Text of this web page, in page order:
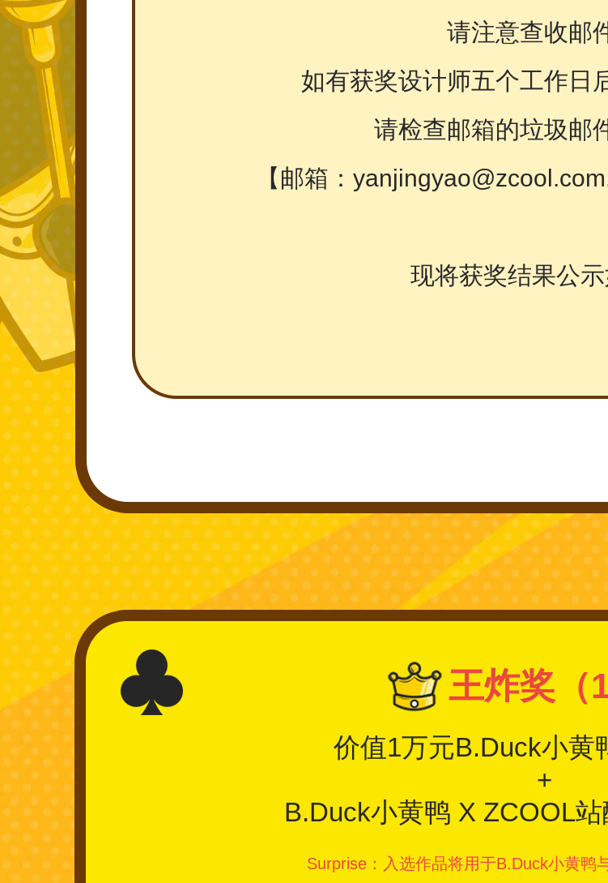
请注意查收邮
如有获奖设计师五个工作日
请检查邮箱的垃圾邮
【邮箱：
现将获奖结果公示
王炸奖（
价值1万元B.Duck小黄
+
B.Duck小黄鸭 X ZCOOL
Surprise：入选作品将用于B.Duck小黄鸭